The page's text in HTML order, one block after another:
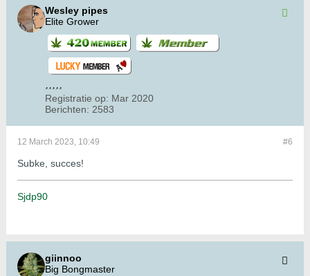
Wesley pipes
Elite Grower
Registratie op: Mar 2020
Berichten: 2583
#6
12 March 2023, 10:49
Subke, succes!
Sjdp90
giinnoo
Big Bongmaster